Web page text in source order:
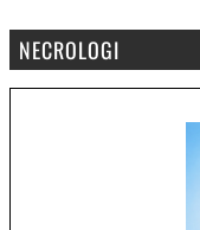
NECROLOGI